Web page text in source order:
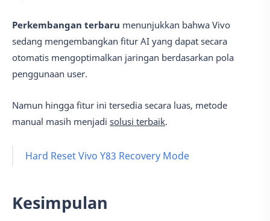
Perkembangan terbaru menunjukkan bahwa Vivo
sedang mengembangkan fitur AI yang dapat secara
otomatis mengoptimalkan jaringan berdasarkan pola
penggunaan user.
Namun hingga fitur ini tersedia secara luas, metode
manual masih menjadi solusi terbaik.
Hard Reset Vivo Y83 Recovery Mode
Kesimpulan